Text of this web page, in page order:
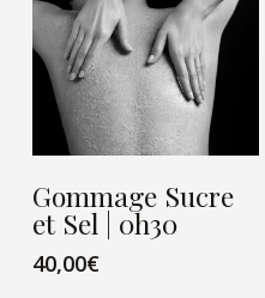
Gommage Sucre
et Sel | 0h30
40,00€